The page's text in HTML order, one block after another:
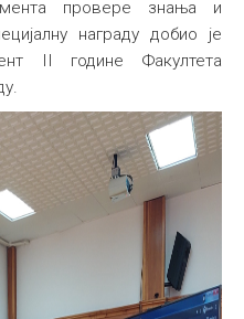
провере знања и
награду добио је
II године Факултета